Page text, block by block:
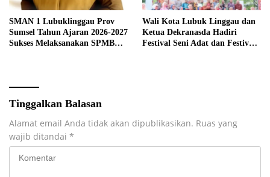
SMAN 1 Lubuklinggau Prov
Sumsel Tahun Ajaran 2026-2027
Sukses Melaksanakan SPMB
Wali Kota Lubuk Linggau dan
Ketua Dekranasda Hadiri
Festival Seni Adat dan Festival
Tinggalkan Balasan
Alamat email Anda tidak akan dipublikasikan. Ruas yang
wajib ditandai *